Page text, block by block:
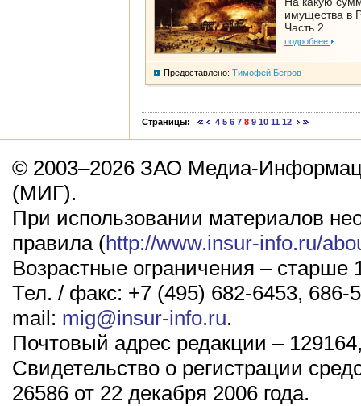
имущества в
Часть 2
подробнее
Предоставлено: Тимофей Бегров
Страницы: 4 5 6 7 8 9 10 11 12
© 2003–2026 ЗАО Медиа-
(МИГ).
При использовании материалов
правила (http://www.insur-info.ru/
Возрастные ограничения – старше
Тел. / факс: +7 (495) 682-6453, 686-
mail: mig@insur-info.ru.
Почтовый адрес редакции –
Свидетельство о регистрации
26586 от 22 декабря 2006 года.